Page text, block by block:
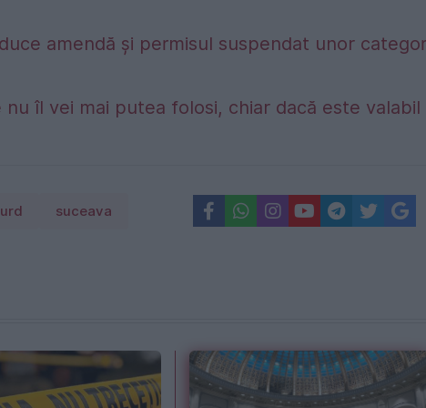
amendă și permisul suspendat unor
îl vei mai putea folosi, chiar dacă este valabil
suceava